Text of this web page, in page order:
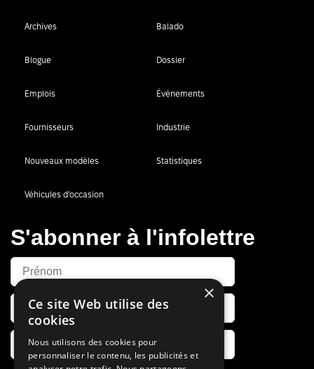
Archives Balado
Blogue Dossier
Emplois Événements
Fournisseurs Industrie
Nouveaux modèles Statistiques
Véhicules d’occasion
S'abonner à l'infolettre
×
Ce site Web utilise des
cookies
Nous utilisons des cookies pour
personnaliser le contenu, les publicités et